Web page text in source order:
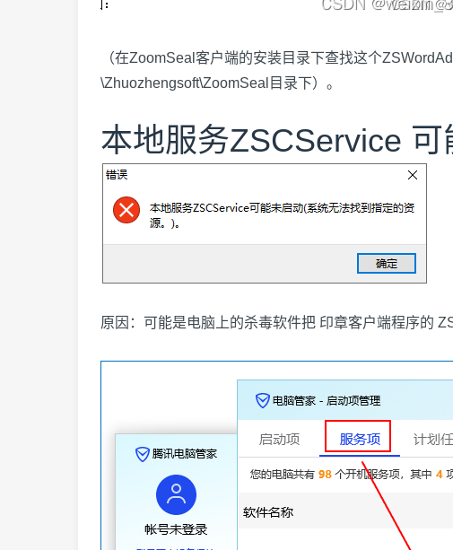
（在ZoomSeal客户端的安装目录下查找这个
\Zhuozhengsoft\ZoomSeal目录下）。
本地服务ZSCService 可
原因：可能是电脑上的杀毒软件把 印章客户端程序的